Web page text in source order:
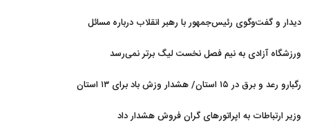
دیدار و گفت‌وگوی رئیس‌جمهور با رهبر انقلاب درباره مسائل
ورزشگاه آزادی به نیم فصل نخست لیگ برتر نمی‌رسد
رگبارو رعد و برق در ۱۵ استان/ هشدار وزش باد برای ۱۳ استان‌
وزیر ارتباطات به اپراتورهای گران فروش هشدار داد